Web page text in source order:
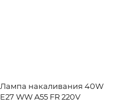
Лампа накаливания 40W
E27 WW A55 FR 220V